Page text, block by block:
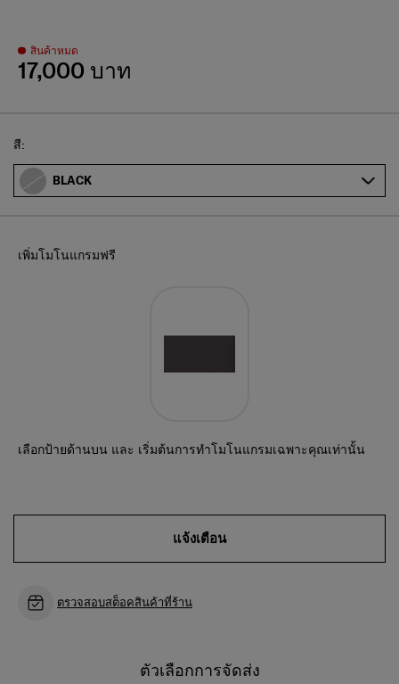
สินค้าหมด
17,000 บาท
Select
สี:
BLACK
เพิ่มโมโนแกรมฟรี
เลือกป้ายด้านบน และ เริ่มต้นการทำโมโนแกรมเฉพาะคุณเท่านั้น
แจ้งเตือน
ตรวจสอบสต็อคสินค้าที่ร้าน
ตัวเลือกการจัดส่ง